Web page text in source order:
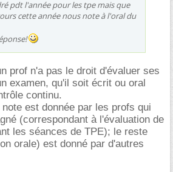
pdt l'année pour les tpe mais que
cette année nous note à l'oral du
prof n'a pas le droit d'évaluer ses
examen, qu'il soit écrit ou oral
continu.
est donnée par les profs qui
(correspondant à l'évaluation de
les séances de TPE); le reste
orale) est donné par d'autres